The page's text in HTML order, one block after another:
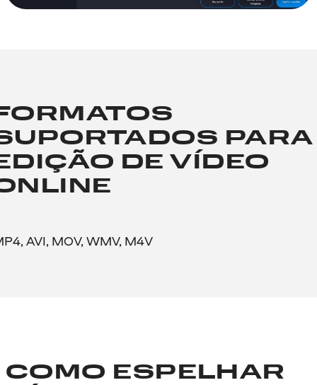
PARA
DE VÍDEO
AVI, MOV, WMV, M4V
COMO ESPELHAR